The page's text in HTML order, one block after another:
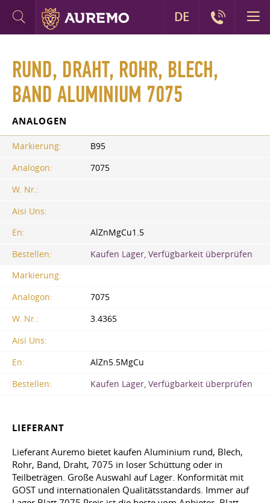
RUND, DRAHT, ROHR, BLECH,
BAND ALUMINIUM 7075
ANALOGEN
Markierung:
B95
Analogon:
7075
W. Nr.:
Aisi Uns:
En:
AlZnMgCu1.5
Bestellen:
Kaufen Lager, Verfügbarkeit überprüfen
Markierung:
Analogon:
7075
W. Nr.:
3.4365
Aisi Uns:
En:
AlZn5.5MgCu
Bestellen:
Kaufen Lager, Verfügbarkeit überprüfen
LIEFERANT
Lieferant Auremo bietet kaufen Aluminium rund, Blech,
Rohr, Band, Draht, 7075 in loser Schüttung oder in
Teilbeträgen. Große Auswahl auf Lager. Konformität mit
GOST und internationalen Qualitätsstandards. Immer auf
DE